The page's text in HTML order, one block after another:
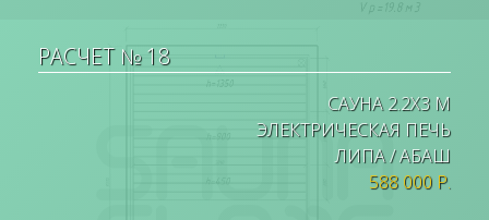
РАСЧЕТ № 18
САУНА 2.2Х3 М
ЭЛЕКТРИЧЕСКАЯ ПЕЧЬ
ЛИПА / АБАШ
588 000 Р.